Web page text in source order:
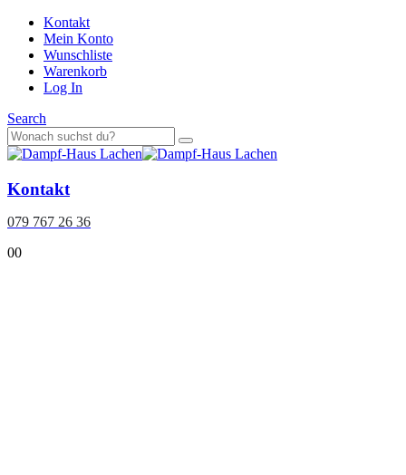
Kontakt
Mein Konto
Wunschliste
Warenkorb
Log In
Search
Kontakt
079 767 26 36
00